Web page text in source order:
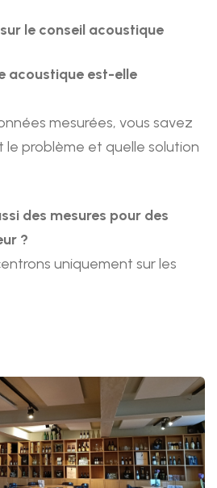
le conseil acoustique
acoustique est-elle
mesurées, vous savez
problème et quelle solution
des mesures pour des
?
uniquement sur les